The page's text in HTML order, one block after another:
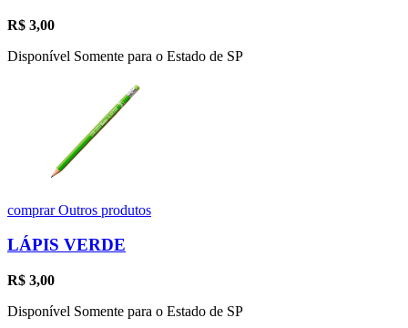
R$ 3,00
Disponível Somente para o Estado de SP
comprarOutros produtos
LÁPIS VERDE
R$ 3,00
Disponível Somente para o Estado de SP